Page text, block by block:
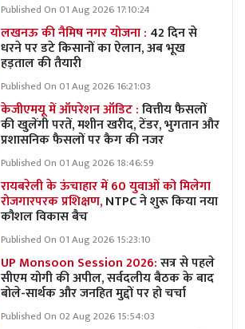
Published On 01 Aug 2026 17:10:24
लखनऊ की नैमिष नगर योजना : 42 दिन से
धरने पर डटे किसानों का ऐलान, अब भूख
हड़ताल की तैयारी
Published On 01 Aug 2026 16:21:03
केजीएमयू में ऑपरेशन ऑडिट :वित्तीय फैसलों
की खुलेंगी परतें, मशीन खरीद, टेंडर, भुगतान और
प्रशासनिक फैसलों पर कैग की नजर
Published On 01 Aug 2026 18:46:59
रायबरेली के ऊंचाहार में 60 युवाओं को मिलेगा
रोजगारपरक प्रशिक्षण,NTPC ने शुरू किया नया
कौशल विकास बैच
Published On 01 Aug 2026 15:23:10
UP Monsoon Session 2026:सत्र से पहले
सीएम योगी की अपील, सर्वदलीय बैठक के बाद
बोले-सार्थक और जनहित मुद्दों पर हो चर्चा
Published On 02 Aug 2026 15:54:03